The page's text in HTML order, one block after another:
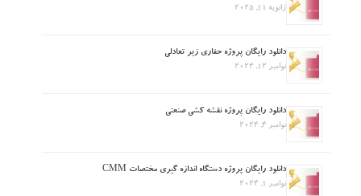
ژانویه 11, 2025
دانلود رایگان پروژه حفاری زیر تعادلی
نوامبر 12, 2024
دانلود رایگان پروژه نقشه کشی صنعتی
نوامبر 4, 2024
دانلود رایگان پروژه دستگاه اندازه گیری مختصات CMM
نوامبر 1, 2024